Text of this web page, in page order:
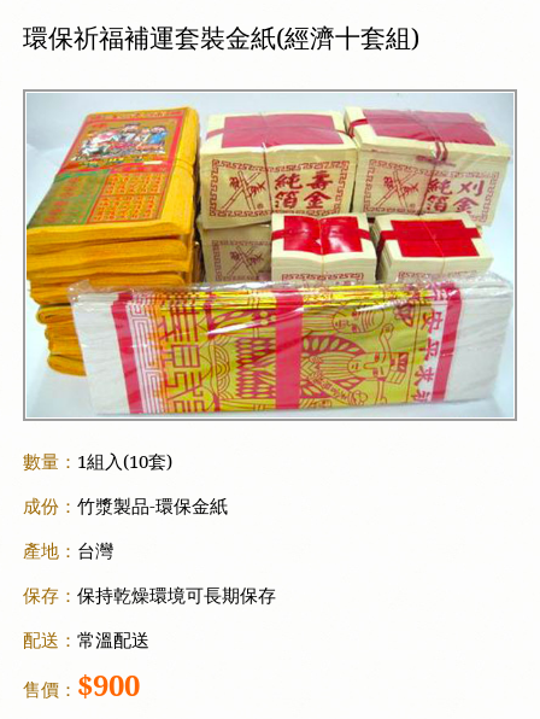
環保祈福補運套裝金紙(經濟十套組)
數量： 1組入(10套)
成份：竹漿製品-環保金紙
產地： 台灣
保存：保持乾燥環境可長期保存
配送：常溫配送
售價： $900